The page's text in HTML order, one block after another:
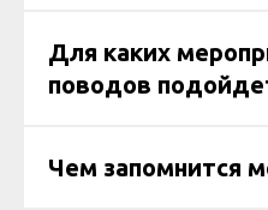
Для каких
поводов
Чем запомнится